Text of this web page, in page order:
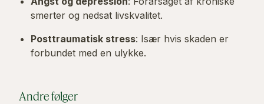
smerter og nedsat livskvalitet.
Posttraumatisk stress: Især hvis skaden er
forbundet med en ulykke.
Andre følger